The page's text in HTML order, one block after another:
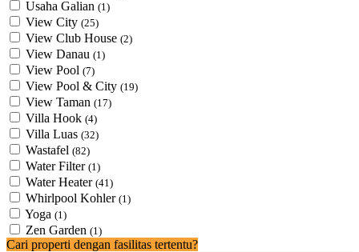
Usaha Galian (1)
View City (25)
View Club House (2)
View Danau (1)
View Pool (7)
View Pool & City (19)
View Taman (17)
Villa Hook (4)
Villa Luas (32)
Wastafel (82)
Water Filter (1)
Water Heater (41)
Whirlpool Kohler (1)
Yoga (1)
Zen Garden (1)
Cari properti dengan fasilitas tertentu?